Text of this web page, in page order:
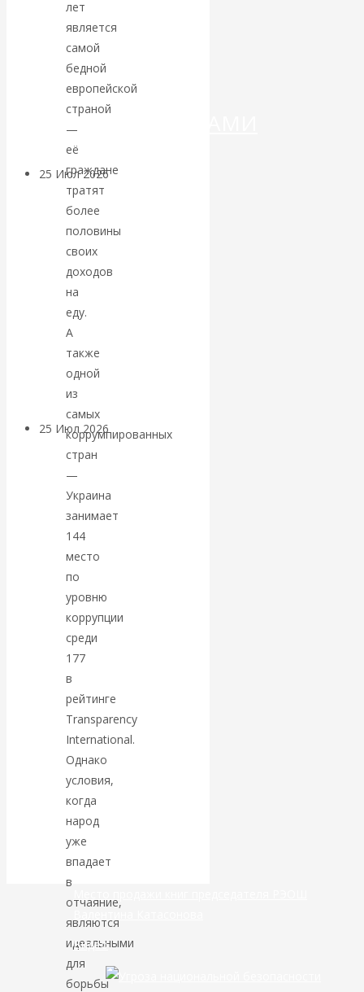
ДЕНЕГ»: КИТАЙ
ВЕДЁТ БОРЬБУ
КРИПТОВАЛЮТАМИ
25 Июл 2026Геополитика
Валентин
КАтасонов.
Может ли
Америка
покинуть НАТО?
25 Июл 2026
«Об этом
молчат»:
экономист
Валентин
Катасонов
считает, что
кризис в
банковской
сфере России
уже начался
лет
является
самой
бедной
европейской
страной
—
её
граждане
тратят
более
половины
своих
доходов
на
еду.
А
также
одной
из
самых
коррумпированных
стран
—
Украина
занимает
144
место
по
уровню
коррупции
среди
177
в
рейтинге
Transparency
International.
Однако
условия,
когда
народ
уже
впадает
в
отчаяние,
являются
идеальными
для
борьбы
Видео